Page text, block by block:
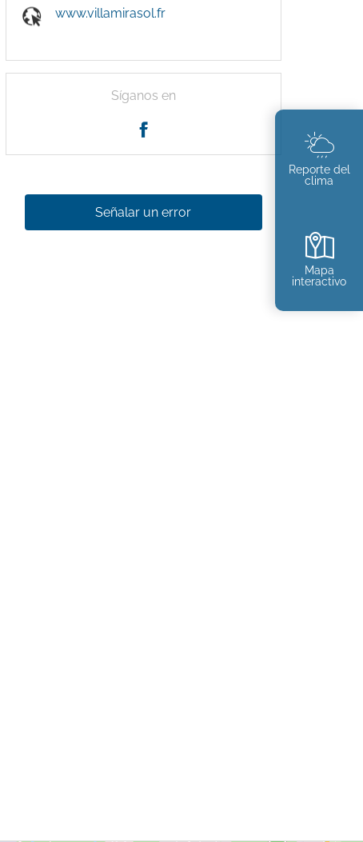
Reporte del
clima
Mapa
interactivo
www.villamirasol.fr
Síganos en
Señalar un error